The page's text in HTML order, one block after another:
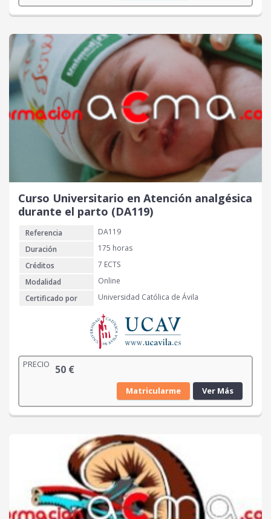
Curso Universitario en Atención analgésica
durante el parto (DA119)
Referencia
DA119
Duración
175 horas
Créditos
7 ECTS
Modalidad
Online
Certificado por
Universidad Católica de Ávila
PRECIO 50 €
Matricularme Ver Más